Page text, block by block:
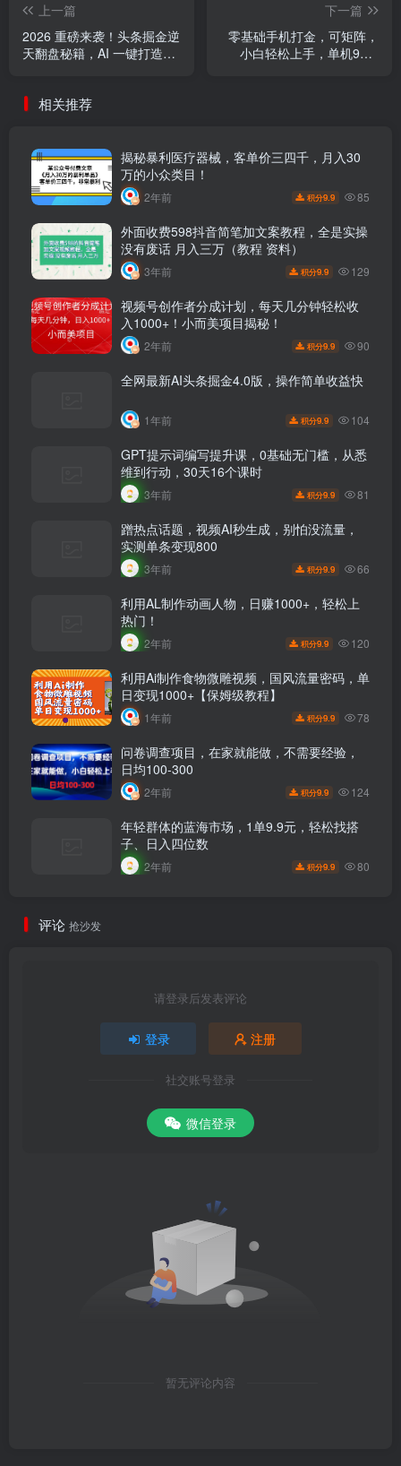
上一篇
2026 重磅来袭！头条掘金逆
天翻盘秘籍，AI 一键打造爆
下一篇
零基础手机打金，可矩阵，
小白轻松上手，单机900-
相关推荐
揭秘暴利医疗器械，客单价三四千，月入30
万的小众类目！
2年前 积分9.9 85
外面收费598抖音简笔加文案教程，全是实操
没有废话 月入三万（教程 资料）
3年前 积分9.9 129
视频号创作者分成计划，每天几分钟轻松收
入1000+！小而美项目揭秘！
2年前 积分9.9 90
全网最新AI头条掘金4.0版，操作简单收益快
1年前 积分9.9 104
GPT提示词编写提升课，0基础无门槛，从悉
维到行动，30天16个课时
3年前 积分9.9 81
蹭热点话题，视频AI秒生成，别怕没流量，
实测单条变现800
3年前 积分9.9 66
利用AL制作动画人物，日赚1000+，轻松上
热门！
2年前 积分9.9 120
利用Ai制作食物微雕视频，国风流量密码，单
日变现1000+【保姆级教程】
1年前 积分9.9 78
问卷调查项目，在家就能做，不需要经验，
日均100-300
2年前 积分9.9 124
年轻群体的蓝海市场，1单9.9元，轻松找搭
子、日入四位数
2年前 积分9.9 80
评论 抢沙发
请登录后发表评论
登录 注册
社交账号登录
微信登录
暂无评论内容